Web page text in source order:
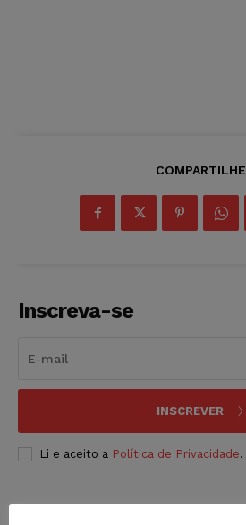
COMPARTILHE
Inscreva-se
INSCREVER
Li e aceito a Política de Privacidade.